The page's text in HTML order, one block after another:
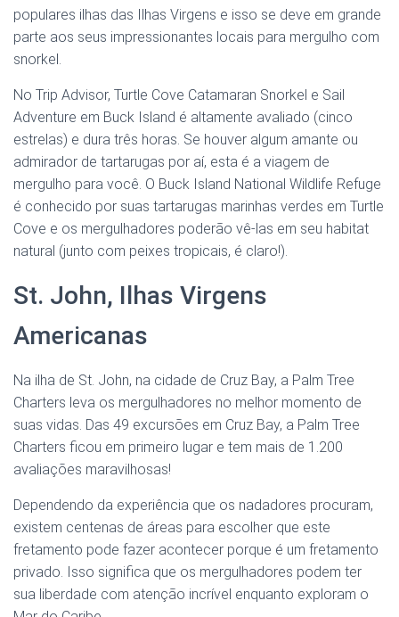
populares ilhas das Ilhas Virgens e isso se deve em grande
parte aos seus impressionantes locais para mergulho com
snorkel.
No Trip Advisor, Turtle Cove Catamaran Snorkel e Sail
Adventure em Buck Island é altamente avaliado (cinco
estrelas) e dura três horas. Se houver algum amante ou
admirador de tartarugas por aí, esta é a viagem de
mergulho para você. O Buck Island National Wildlife Refuge
é conhecido por suas tartarugas marinhas verdes em Turtle
Cove e os mergulhadores poderão vê-las em seu habitat
natural (junto com peixes tropicais, é claro!).
St. John, Ilhas Virgens
Americanas
Na ilha de St. John, na cidade de Cruz Bay, a Palm Tree
Charters leva os mergulhadores no melhor momento de
suas vidas. Das 49 excursões em Cruz Bay, a Palm Tree
Charters ficou em primeiro lugar e tem mais de 1.200
avaliações maravilhosas!
Dependendo da experiência que os nadadores procuram,
existem centenas de áreas para escolher que este
fretamento pode fazer acontecer porque é um fretamento
privado. Isso significa que os mergulhadores podem ter
sua liberdade com atenção incrível enquanto exploram o